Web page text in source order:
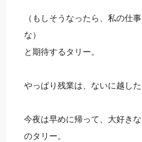
（もしそうなったら、私の仕
な）
と期待するタリー。
やっぱり残業は、ないに越した
今夜は早めに帰って、大好き
のタリー。